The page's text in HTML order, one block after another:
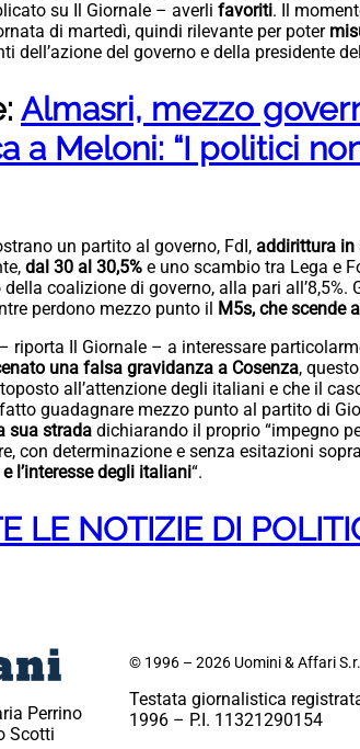
su Il Giornale – averli favoriti. Il
di martedì, quindi rilevante per poter
dell’azione del governo e della presidente
Almasri, mezzo
a Meloni: “I politici
un partito al governo, FdI, addirittura in
dal 30 al 30,5% e uno scambio tra Lega e
coalizione di governo, alla pari all’8,5%.
perdono mezzo punto il M5s, che scende
riporta Il Giornale – a interessare
una falsa gravidanza a Cosenza,
all’attenzione degli italiani e che il
guadagnare mezzo punto al partito di
sua strada dichiarando il proprio “impegno
con determinazione e senza esitazioni
l’interesse degli italiani“.
LE NOTIZIE DI
Perrino
Scotti
© 1996 – 2026 Uomini & Affari
Testata giornalistica
1996 – P.I. 11321290154